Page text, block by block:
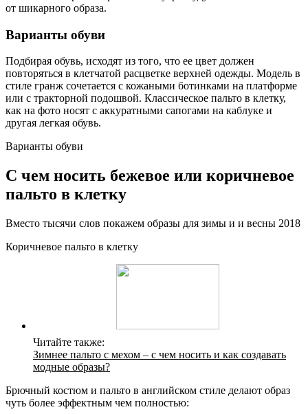
от шикарного образа.
Варианты обуви
Подбирая обувь, исходят из того, что ее цвет должен
повторяться в клетчатой расцветке верхней одежды. Модель в
стиле гранж сочетается с кожаными ботинками на платформе
или с тракторной подошвой. Классическое пальто в клетку,
как на фото носят с аккуратными сапогами на каблуке и
другая легкая обувь.
Варианты обуви
С чем носить бежевое или коричневое
пальто в клетку
Вместо тысячи слов покажем образы для зимы и и весны 2018
Коричневое пальто в клетку
Читайте также:
Зимнее пальто с мехом – с чем носить и как создавать
модные образы?
Брючный костюм и пальто в английском стиле делают образ
чуть более эффектным чем полностью: